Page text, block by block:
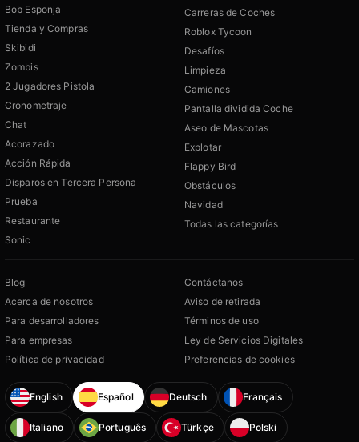
Bob Esponja
Tienda y Compras
Skibidi
Zombis
2 Jugadores Pistola
Cronometraje
Chat
Acorazado
Acción Rápida
Disparos en Tercera Persona
Prueba
Restaurante
Sonic
Carreras de Coches
Roblox Tycoon
Desafíos
Limpieza
Camiones
Pantalla dividida Coche
Aseo de Mascotas
Explotar
Flappy Bird
Obstáculos
Navidad
Todas las categorías
Blog
Acerca de nosotros
Para desarrolladores
Para empresas
Política de privacidad
Contáctanos
Aviso de retirada
Términos de uso
Ley de Servicios Digitales
Preferencias de cookies
English Español Deutsch Français
Italiano Português Türkçe Polski